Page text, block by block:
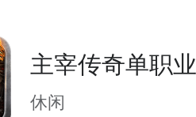
主宰传奇单职业
休闲